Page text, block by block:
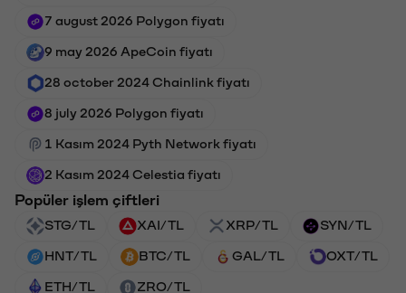
7 august 2026 Polygon fiyatı
9 may 2026 ApeCoin fiyatı
28 october 2024 Chainlink fiyatı
8 july 2026 Polygon fiyatı
1 Kasım 2024 Pyth Network fiyatı
2 Kasım 2024 Celestia fiyatı
Popüler işlem çiftleri
STG/TL XAI/TL XRP/TL SYN/TL
HNT/TL BTC/TL GAL/TL OXT/TL
ETH/TL ZRO/TL